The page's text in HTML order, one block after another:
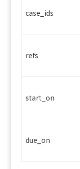
case_ids
refs
start_on
due_on